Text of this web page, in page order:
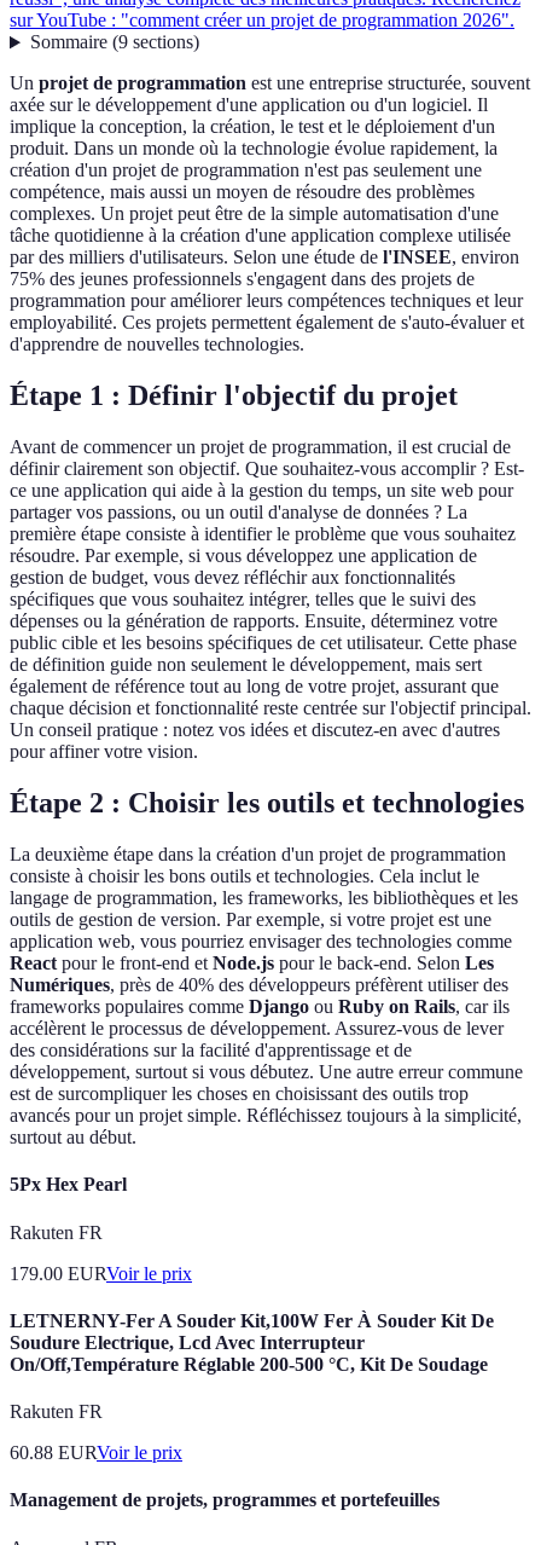
sur YouTube : "comment créer un projet de programmation 2026".
Sommaire(9 sections)
Un projet de programmation est une entreprise structurée, souvent
axée sur le développement d'une application ou d'un logiciel. Il
implique la conception, la création, le test et le déploiement d'un
produit. Dans un monde où la technologie évolue rapidement, la
création d'un projet de programmation n'est pas seulement une
compétence, mais aussi un moyen de résoudre des problèmes
complexes. Un projet peut être de la simple automatisation d'une
tâche quotidienne à la création d'une application complexe utilisée
par des milliers d'utilisateurs. Selon une étude de l'INSEE, environ
75% des jeunes professionnels s'engagent dans des projets de
programmation pour améliorer leurs compétences techniques et leur
employabilité. Ces projets permettent également de s'auto-évaluer et
d'apprendre de nouvelles technologies.
Étape 1 : Définir l'objectif du projet
Avant de commencer un projet de programmation, il est crucial de
définir clairement son objectif. Que souhaitez-vous accomplir ? Est-
ce une application qui aide à la gestion du temps, un site web pour
partager vos passions, ou un outil d'analyse de données ? La
première étape consiste à identifier le problème que vous souhaitez
résoudre. Par exemple, si vous développez une application de
gestion de budget, vous devez réfléchir aux fonctionnalités
spécifiques que vous souhaitez intégrer, telles que le suivi des
dépenses ou la génération de rapports. Ensuite, déterminez votre
public cible et les besoins spécifiques de cet utilisateur. Cette phase
de définition guide non seulement le développement, mais sert
également de référence tout au long de votre projet, assurant que
chaque décision et fonctionnalité reste centrée sur l'objectif principal.
Un conseil pratique : notez vos idées et discutez-en avec d'autres
pour affiner votre vision.
Étape 2 : Choisir les outils et technologies
La deuxième étape dans la création d'un projet de programmation
consiste à choisir les bons outils et technologies. Cela inclut le
langage de programmation, les frameworks, les bibliothèques et les
outils de gestion de version. Par exemple, si votre projet est une
application web, vous pourriez envisager des technologies comme
React pour le front-end et Node.js pour le back-end. Selon Les
Numériques, près de 40% des développeurs préfèrent utiliser des
frameworks populaires comme Django ou Ruby on Rails, car ils
accélèrent le processus de développement. Assurez-vous de lever
des considérations sur la facilité d'apprentissage et de
développement, surtout si vous débutez. Une autre erreur commune
est de surcompliquer les choses en choisissant des outils trop
avancés pour un projet simple. Réfléchissez toujours à la simplicité,
surtout au début.
5Px Hex Pearl
Rakuten FR
179.00 EURVoir le prix
LETNERNY-Fer A Souder Kit,100W Fer À Souder Kit De
Soudure Electrique, Lcd Avec Interrupteur
On/Off,Température Réglable 200-500 °C, Kit De Soudage
Rakuten FR
60.88 EURVoir le prix
Management de projets, programmes et portefeuilles